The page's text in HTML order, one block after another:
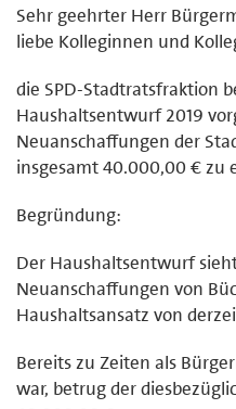
Sehr geehrter Herr
liebe Kolleginnen und
die SPD-Stadtratsfraktion
Haushaltsentwurf 2019
Neuanschaffungen der
insgesamt 40.000,00 € zu
Begründung:
Der Haushaltsentwurf
Neuanschaffungen von
Haushaltsansatz von
Bereits zu Zeiten als
war, betrug der